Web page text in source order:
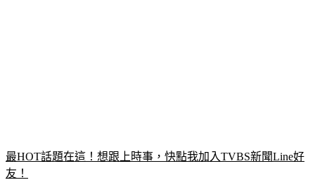
最HOT話題在這！想跟上時事，快點我加入TVBS新聞Line好
友！